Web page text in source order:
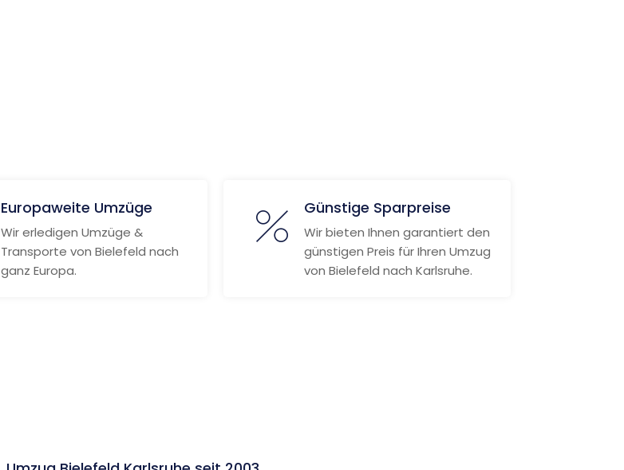
Europaweite Umzüge
Wir erledigen Umzüge &
Transporte von Bielefeld nach
ganz Europa.
Günstige Sparpreise
Wir bieten Ihnen garantiert den
günstigen Preis für Ihren Umzug
von Bielefeld nach Karlsruhe.